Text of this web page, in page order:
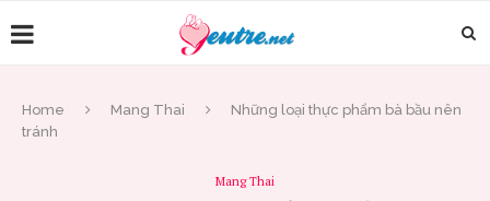
Home Mang Thai
Những loại thực phẩm bà bầu nên
tránh
Mang Thai